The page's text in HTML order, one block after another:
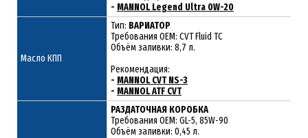
- MANNOL Legend Ultra 0W-20
Масло КПП
Тип: ВАРИАТОР
Требования OEM: CVT Fluid TC
Объём заливки: 8,7 л.
Рекомендация:
- MANNOL CVT NS-3
- MANNOL ATF CVT
РАЗДАТОЧНАЯ КОРОБКА
Требования OEM: GL-5, 85W-90
Объём заливки: 0,45 л.